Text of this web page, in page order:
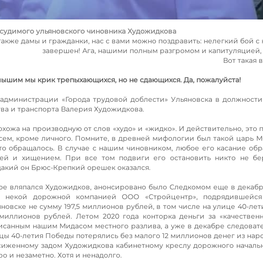
ульяновского чиновника Художидкова
дамы и гражданки, нас с вами можно поздравить: нелегкий бой
завершен! Ага, нашими полным разгромом и
Вот такая
мы крик трепыхающихся, но не сдающихся. Да, пожалуйста!
«Города трудовой доблести» Ульяновска в должности
и транспорта Валерия Художидкова.
на производную от слов «худо» и «жидко». И действительно, это
кроме личного. Помните, в древней мифологии был такой царь
обращалось. В случае с нашим чиновником, любое его касание
и хищением. При все том подвиги его остановить никто не
он Брюс-Крепкий орешек оказался.
вляпался Художидков, анонсировано было Следкомом еще в
некой дорожной компанией ООО «Стройцентр»,
не сумму 197,5 миллионов рублей, в том числе на улице 40-
рублей. Летом 2020 года конторка деньги за
нашим Мидасом местного разлива, а уже в декабре
40-летия Победы потерялись без малого 12 миллионов денег из
задом Художидкова кабинетному креслу дорожного
и незаметно. Хотя и ненадолго.